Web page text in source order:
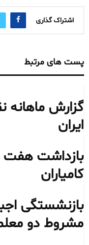
اشتراک گذاری
پست های مرتبط
گزارش
ایران
بازداشت هفت
کامیاران
بازنشستگی
مشروط دو